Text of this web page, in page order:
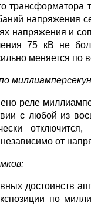
трансформатора
напряжения
напряжения и
75 кВ не
меняется по
реле
с любой из
от
достоинств
по